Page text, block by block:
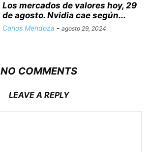
Los mercados de valores hoy, 29
de agosto. Nvidia cae según...
Carlos Mendoza - agosto 29, 2024
NO COMMENTS
LEAVE A REPLY